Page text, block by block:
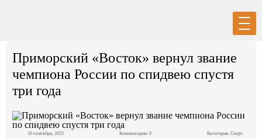
Вход
Политика
Приморский «Восток» вернул звание
чемпиона России по спидвею спустя
три года
10 сентября, 2025 Комментарии: 0 Категория: Спорт